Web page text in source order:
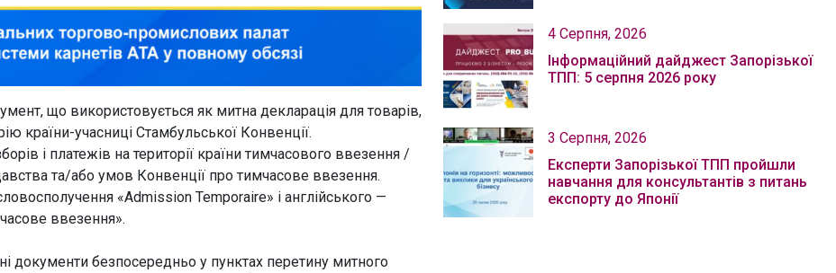
що використовується як митна декларація для товарів,
країни-учасниці Стамбульської Конвенції.
і платежів на території країни тимчасового ввезення /
та/або умов Конвенції про тимчасове ввезення.
«Admission Temporaire» і англійського —
ввезення».
документи безпосередньо у пунктах перетину митного
4 Серпня, 2026
Інформаційний дайджест Запорізької
ТПП: 5 серпня 2026 року
3 Серпня, 2026
Експерти Запорізької ТПП пройшли
навчання для консультантів з питань
експорту до Японії